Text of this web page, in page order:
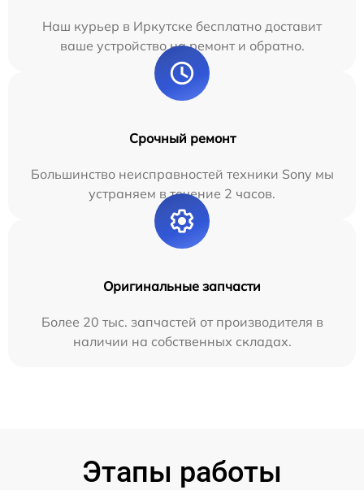
Наш курьер в Иркутске бесплатно доставит
ваше устройство на ремонт и обратно.
Срочный ремонт
Большинство неисправностей техники Sony мы
устраняем в течение 2 часов.
Оригинальные запчасти
Более 20 тыс. запчастей от производителя в
наличии на собственных складах.
Этапы работы